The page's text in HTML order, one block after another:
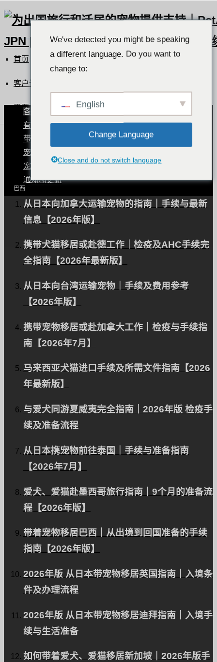
各国宠物状况
有宠物的世界
带宠物旅行
宠物运输程序。
宠物健康与护理
通知和更新
从日本向加拿大运输宠物的指南｜手续与最新
信息【2026年版】
携带犬猫移居或赴德工作｜检疫及AHC手续完
全指南【2026年最新版】
从日本向台湾运输宠物｜手续及费用参考
【2026年版】
携带宠物移居或赴加拿大工作｜检疫与手续指
南【2026年7月】
马来西亚犬猫进口手续及所需文件指南【2026
年最新版】
与爱犬同游夏威夷完全指南｜2026年版 检疫手
续及准备流程
从日本携宠物前往泰国｜手续与准备指南
【2026年7月】
爱犬、爱猫赴墨西哥旅行指南｜9个月的准备流
程【2026年版】
带着宠物移居巴西｜从出境到回国准备的手续
指南【2026年版】
2026年版 从日本带宠物移居英国指南｜入境条
件及办理流程
2026年版 从日本带宠物移居迪拜指南｜入境手
续与生活准备
如何带着爱犬、爱猫移居新加坡｜2026年版手
首页
客户评价列表
巴西
巴西
巴西
将一只柴犬从日本出口到
巴西｜外籍人士成功运输
该网站是自然能源促进传播。
关于 PetAir
博客
有关移民和出国旅游的信息。
我们的团队
专家支持您的宠物乘坐飞机。
We've detected you might be speaking
a different language. Do you want to
change to:
English
Change Language
Close and do not switch language